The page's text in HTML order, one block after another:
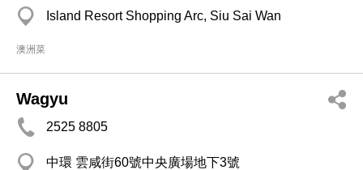
Island Resort Shopping Arc, Siu Sai Wan
澳洲菜
Wagyu
2525 8805
中環 雲咸街60號中央廣場地下3號